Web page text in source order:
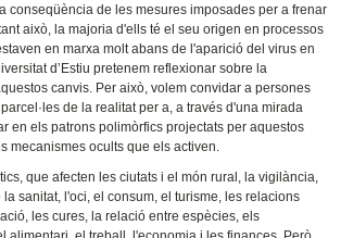
conseqüència de les mesures imposades per a frenar
això, la majoria d'ells té el seu origen en processos
en marxa molt abans de l'aparició del virus en
d’Estiu pretenem reflexionar sobre la
canvis. Per això, volem convidar a persones
de la realitat per a, a través d'una mirada
en els patrons polimòrfics projectats per aquestos
mecanismes ocults que els activen.
que afecten les ciutats i el món rural, la vigilància,
sanitat, l'oci, el consum, el turisme, les relacions
les cures, la relació entre espècies, els